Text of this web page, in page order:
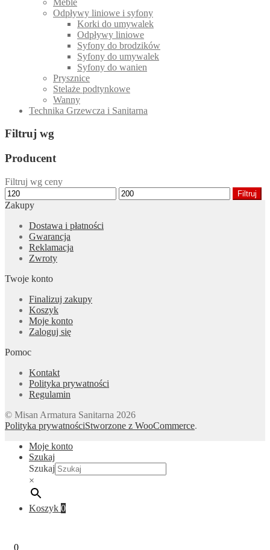
Odpływy liniowe i syfony
Korki do umywalek
Odpływy liniowe
Syfony do brodzików
Syfony do umywalek
Syfony do wanien
Prysznice
Stelaże podtynkowe
Wanny
Technika Grzewcza i Sanitarna
Filtruj wg
Producent
Filtruj wg ceny
Cena
min
Cena
max
Filtruj
Zakupy
Dostawa i płatności
Gwarancja
Reklamacja
Zwroty
Twoje konto
Finalizuj zakupy
Koszyk
Moje konto
Zaloguj się
Pomoc
Kontakt
Polityka prywatności
Regulamin
© Misan Armatura Sanitarna 2026
Polityka prywatnościStworzone z WooCommerce.
Moje konto
Szukaj
Szukaj
×
Koszyk 0
0